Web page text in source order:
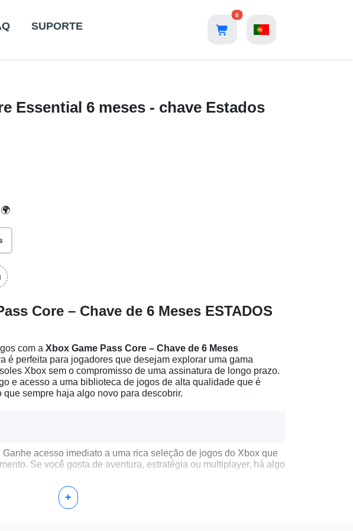
SUPORTE
0
Essential 6 meses - chave Estados
Core – Chave de 6 Meses ESTADOS
com a Xbox Game Pass Core – Chave de 6 Meses
é perfeita para jogadores que desejam explorar uma gama
Xbox sem o compromisso de uma assinatura de longo prazo.
e acesso a uma biblioteca de jogos de alta qualidade que é
sempre haja algo novo para descobrir.
Ganhe acesso imediato a uma rica seleção de jogos do Xbox que
Se você gosta de aventura, estratégia ou multiplayer, há algo
descontos e ofertas exclusivas apenas para membros na Xbox
de jogo sem comprometer seu orçamento.
de multiplayer globais impressionantes aguardam por você,
+